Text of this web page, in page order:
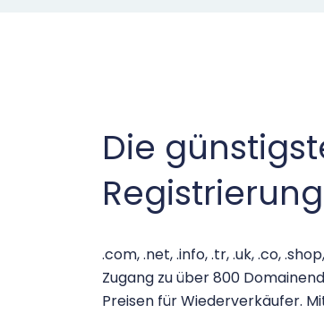
Die
.com, .net, .info, .tr, .uk, .co,
Zugang zu über 800
Preisen für Wiederverkäufer.